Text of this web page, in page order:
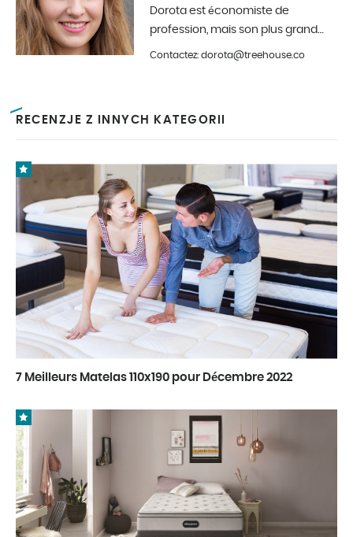
Dorota est économiste de
profession, mais son plus grand
hobby est la photographie et la
Contactez: dorota@treehouse.co
RECENZJE Z INNYCH KATEGORII
7 Meilleurs Matelas 110x190 pour Décembre 2022